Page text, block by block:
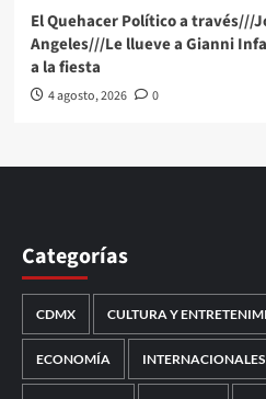
El Quehacer Político a través///
Angeles///Le llueve a Gianni
a la fiesta
4 agosto, 2026 0
Categorías
CDMX CULTURA Y
ECONOMÍA INTERNACIONALES